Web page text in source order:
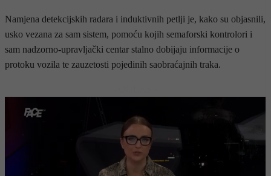
Namjena detekcijskih radara i induktivnih petlji je, kako su objasnili,
usko vezana za sam sistem, pomoću kojih semaforski kontrolori i
sam nadzorno-upravljački centar stalno dobijaju informacije o
protoku vozila te zauzetosti pojedinih saobraćajnih traka.